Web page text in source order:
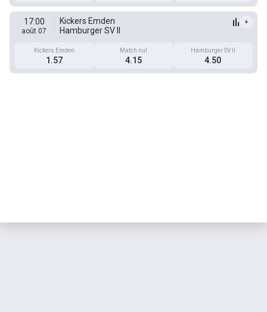
17:00
août 07
Kickers Emden
Hamburger SV II
+
Kickers Emden
1.57
Match nul
4.15
Hamburger SV II
4.50